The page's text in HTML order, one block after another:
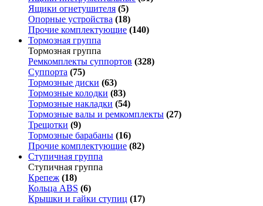
Ящики огнетушителя (5)
Опорные устройства (18)
Прочие комплектующие (140)
Тормозная группа
Тормозная группа
Ремкомплекты суппортов (328)
Суппорта (75)
Тормозные диски (63)
Тормозные колодки (83)
Тормозные накладки (54)
Тормозные валы и ремкомплекты (27)
Трещотки (9)
Тормозные барабаны (16)
Прочие комплектующие (82)
Ступичная группа
Ступичная группа
Крепеж (18)
Кольца ABS (6)
Крышки и гайки ступиц (17)